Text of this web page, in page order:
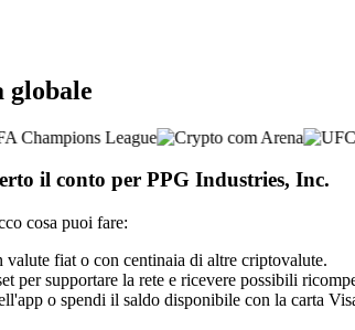
globale
il conto per PPG Industries, Inc.
cosa puoi fare:
valute fiat o con centinaia di altre criptovalute.
per supportare la rete e ricevere possibili
o spendi il saldo disponibile con la carta